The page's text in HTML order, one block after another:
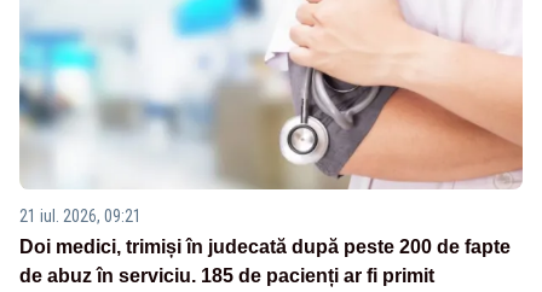
21 iul. 2026, 09:21
Doi medici, trimiși în judecată după peste 200 de fapte
de abuz în serviciu. 185 de pacienți ar fi primit